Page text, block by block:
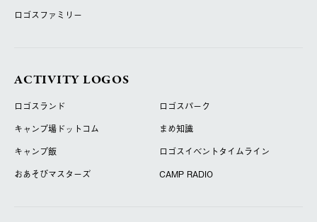
ロゴスファミリー
ACTIVITY LOGOS
ロゴスランド
ロゴスパーク
キャンプ場ドットコム
まめ知識
キャンプ飯
ロゴスイベントタイムライン
おあそびマスターズ
CAMP RADIO